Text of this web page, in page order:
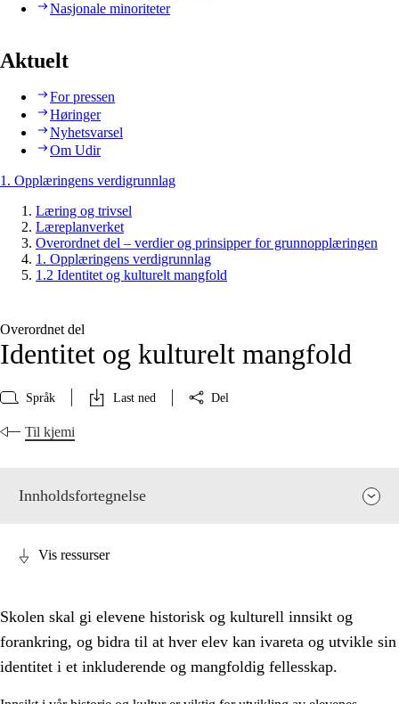
Nasjonale minoriteter
Aktuelt
For pressen
Høringer
Nyhetsvarsel
Om Udir
1. Opplæringens verdigrunnlag
Læring og trivsel
Læreplanverket
Overordnet del – verdier og prinsipper for grunnopplæringen
1. Opplæringens verdigrunnlag
1.2 Identitet og kulturelt mangfold
Overordnet del
Identitet og kulturelt mangfold
Språk Last ned Del
Til kjemi
Innholdsfortegnelse
Vis ressurser
Skolen skal gi elevene historisk og kulturell innsikt og
forankring, og bidra til at hver elev kan ivareta og utvikle sin
identitet i et inkluderende og mangfoldig fellesskap.